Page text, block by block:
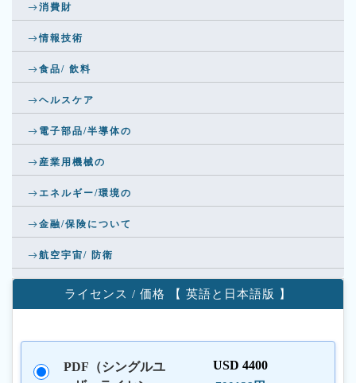
消費財
情報技術
食品/ 飲料
ヘルスケア
電子部品/半導体の
産業用機械の
エネルギー/環境の
金融/保険について
航空宇宙/ 防衛
ライセンス / 価格 【 英語と日本語版 】
PDF（シングルユ
USD 4400